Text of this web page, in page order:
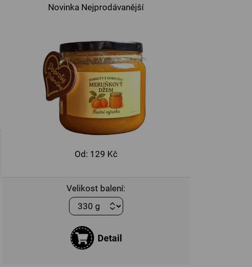
Novinka Nejprodávanější
Od: 129 Kč
Velikost balení:
Detail